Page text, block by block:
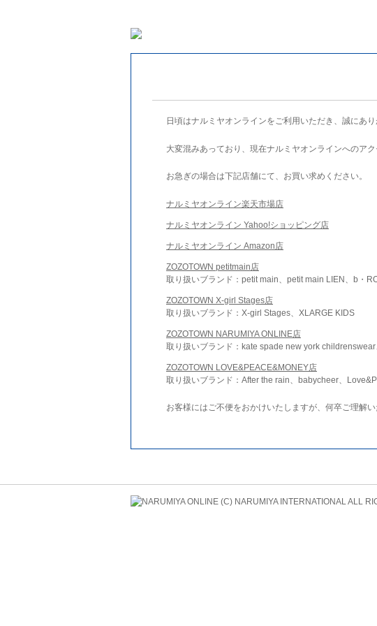
日頃はナルミヤオンラインをご利用いただき、誠にあり
大変混みあっており、現在ナルミヤオンラインへのア
お急ぎの場合は下記店舗にて、お買い求めください。
ナルミヤオンライン楽天市場店
ナルミヤオンライン Yahoo!ショッピング店
ナルミヤオンライン Amazon店
ZOZOTOWN petitmain店
取り扱いブランド：petit main、petit main LIEN、b・
ZOZOTOWN X-girl Stages店
取り扱いブランド：X-girl Stages、XLARGE KIDS
ZOZOTOWN NARUMIYA ONLINE店
取り扱いブランド：kate spade new york
ZOZOTOWN LOVE&PEACE&MONEY店
取り扱いブランド：After the rain、babycheer、
お客様にはご不便をおかけいたしますが、何卒ご理解